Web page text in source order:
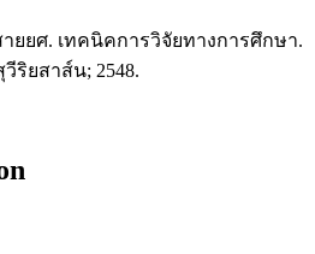
ยยศ. เทคนิคการวิจัยทางการศึกษา.
ริยสาส์น; 2548.